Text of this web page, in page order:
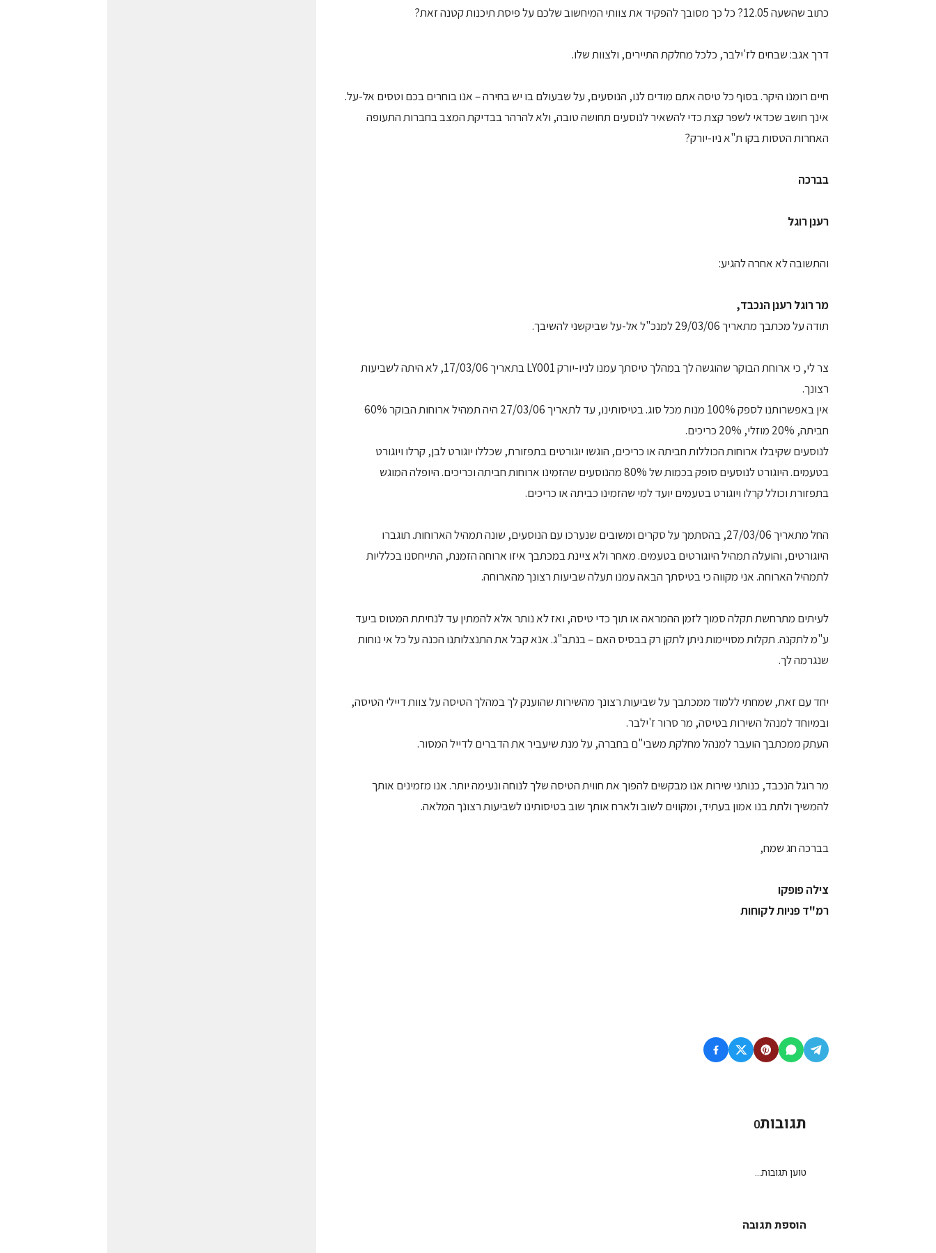
כתוב שהשעה 12.05? כל כך מסובך להפקיד את צוותי המיחשוב שלכם על פיסת תיכנות קטנה זאת?
דרך אגב: שבחים לז'ילבר, כלכל מחלקת התיירים, ולצוות שלו.
חיים רומנו היקר. בסוף כל טיסה אתם מודים לנו, הנוסעים, על שבעולם בו יש בחירה – אנו בוחרים בכם וטסים אל-על.
אינך חושב שכדאי לשפר קצת כדי להשאיר לנוסעים תחושה טובה, ולא להרהר בבדיקת המצב בחברות התעופה
האחרות הטסות בקו ת"א ניו-יורק?
בברכה
רענן רוגל
והתשובה לא אחרה להגיע:
מר רוגל רענן הנכבד,
תודה על מכתבך מתאריך 29/03/06 למנכ"ל אל-על שביקשני להשיבך.
צר לי, כי ארוחת הבוקר שהוגשה לך במהלך טיסתך עמנו לניו-יורק LY001 בתאריך 17/03/06, לא היתה לשביעות
רצונך.
אין באפשרותנו לספק 100% מנות מכל סוג. בטיסותינו, עד לתאריך 27/03/06 היה תמהיל ארוחות הבוקר 60%
חביתה, 20% מוזלי, 20% כריכים.
לנוסעים שקיבלו ארוחות הכוללות חביתה או כריכים, הוגשו יוגורטים בתפזורת, שכללו יוגורט לבן, קרלו ויוגורט
בטעמים. היוגורט לנוסעים סופק בכמות של 80% מהנוסעים שהזמינו ארוחות חביתה וכריכים. היופלה המוגש
בתפזורת וכולל קרלו ויוגורט בטעמים יועד למי שהזמינו כביתה או כריכים.
החל מתאריך 27/03/06, בהסתמך על סקרים ומשובים שנערכו עם הנוסעים, שונה תמהיל הארוחות. תוגברו
היוגורטים, והועלה תמהיל היוגורטים בטעמים. מאחר ולא ציינת במכתבך איזו ארוחה הזמנת, התייחסנו בכלליות
לתמהיל הארוחה. אני מקווה כי בטיסתך הבאה עמנו תעלה שביעות רצונך מהארוחה.
לעיתים מתרחשת תקלה סמוך לזמן ההמראה או תוך כדי טיסה, ואז לא נותר אלא להמתין עד לנחיתת המטוס ביעד
ע"מ לתקנה. תקלות מסויימות ניתן לתקן רק בבסיס האם – בנתב"ג. אנא קבל את התנצלותנו הכנה על כל אי נוחות
שנגרמה לך.
יחד עם זאת, שמחתי ללמוד ממכתבך על שביעות רצונך מהשירות שהוענק לך במהלך הטיסה על צוות דיילי הטיסה,
ובמיוחד למנהל השירות בטיסה, מר סרור ז'ילבר.
העתק ממכתבך הועבר למנהל מחלקת משבי"ם בחברה, על מנת שיעביר את הדברים לדייל המסור.
מר רוגל הנכבד, כנותני שירות אנו מבקשים להפוך את חווית הטיסה שלך לנוחה ונעימה יותר. אנו מזמינים אותך
להמשיך ולתת בנו אמון בעתיד, ומקווים לשוב ולארח אותך שוב בטיסותינו לשביעות רצונך המלאה.
בברכה חג שמח,
צילה פופקו
רמ"ד פניות לקוחות
תגובות0
טוען תגובות...
הוספת תגובה